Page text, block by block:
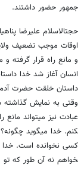
جمهور حضور داشتند.
حجت​الاسلام علیرضا
اوقات موجب تضعیف
و مانع راه قرار گرفته
انسان آغاز شد خدا
داستان خلقت حضرت آدم
وقتی به نمایش
عبادت نیز می​تواند
کنم. خدا می​گوید
کسی نخوانده است.
خواهم نه آن طور که تو